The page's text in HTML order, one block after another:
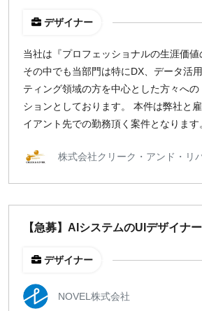
デザイナー
当社は『プロフェッショナルの生涯価値
その中でも当部門は特にDX、データ活
ティング領域の方を中心とした方々へ
ションとしております。 本件は弊社と
イアント先での勤務頂く案件となります
株式会社クリーク・アンド・リ
【急募】AIシステムのUIデザイナ
デザイナー
NOVEL株式会社